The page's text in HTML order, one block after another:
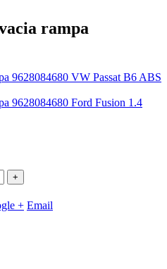
rampa
VW Passat B6 ABS
Ford Fusion 1.4
+
+ Email